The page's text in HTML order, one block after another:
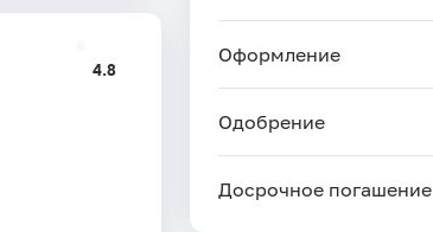
Оформление
Одобрение
Досрочное погашение
4.8